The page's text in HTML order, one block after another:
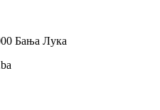
Бања Лука